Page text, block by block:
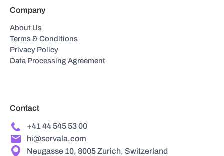
Company
About Us
Terms & Conditions
Privacy Policy
Data Processing Agreement
Contact
+41 44 545 53 00
hi@servala.com
Neugasse 10, 8005 Zurich, Switzerland